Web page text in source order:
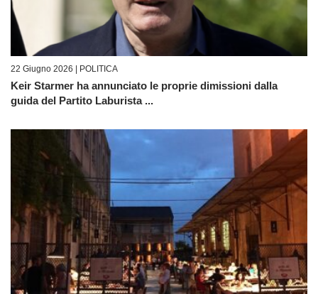
22 Giugno 2026 | POLITICA
Keir Starmer ha annunciato le proprie dimissioni dalla
guida del Partito Laburista ...